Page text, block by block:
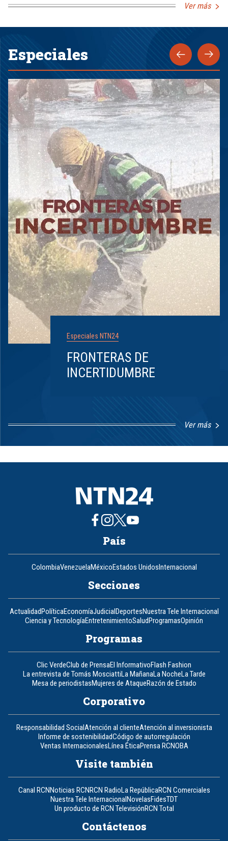
Ver más
Especiales
Especiales NTN24
FRONTERAS DE
INCERTIDUMBRE
Ver más
8
País
ColombiaVenezuelaMéxicoEstados UnidosInternacional
Secciones
ActualidadPolíticaEconomíaJudicialDeportesNuestra Tele Internacional
Ciencia y TecnologíaEntretenimientoSaludProgramasOpinión
Programas
Clic VerdeClub de PrensaEl InformativoFlash Fashion
La entrevista de Tomás MosciattiLa MañanaLa NocheLa Tarde
Mesa de periodistasMujeres de AtaqueRazón de Estado
Corporativo
Responsabilidad SocialAtención al clienteAtención al inversionista
Informe de sostenibilidadCódigo de autorregulación
Ventas InternacionalesLínea ÉticaPrensa RCNOBA
Visite también
Canal RCNNoticias RCNRCN RadioLa RepúblicaRCN Comerciales
Nuestra Tele InternacionalNovelasFidesTDT
Un producto de RCN TelevisiónRCN Total
Contáctenos